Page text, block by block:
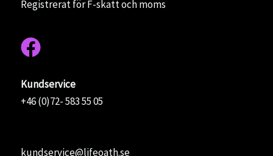
Registrerat för F-skatt och moms
Kundservice
+46 (0)72- 583 55 05
kundservice@lifeoath.se